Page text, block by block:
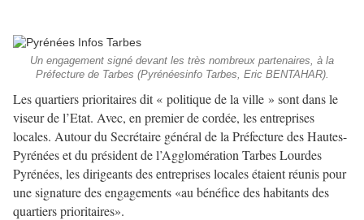
Un engagement signé devant les très nombreux partenaires, à la
Préfecture de Tarbes (Pyrénéesinfo Tarbes, Eric BENTAHAR).
Les quartiers prioritaires dit « politique de la ville » sont dans le
viseur de l’Etat. Avec, en premier de cordée, les entreprises
locales. Autour du Secrétaire général de la Préfecture des Hautes-
Pyrénées et du président de l’Agglomération Tarbes Lourdes
Pyrénées, les dirigeants des entreprises locales étaient réunis pour
une signature des engagements «au bénéfice des habitants des
quartiers prioritaires».